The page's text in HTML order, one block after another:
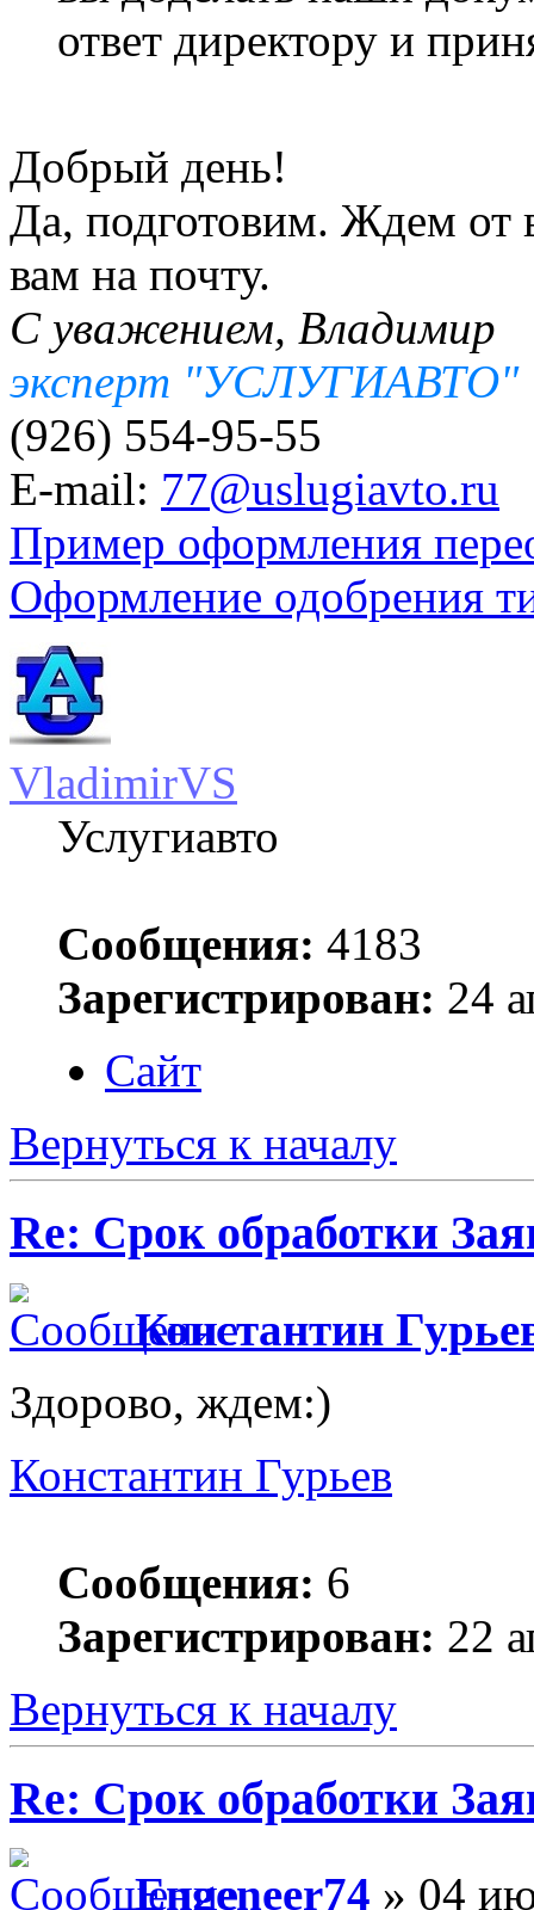
ответ директору и
Добрый день!
Да, подготовим. Ждем от
вам на почту.
С уважением, Владимир
эксперт "УСЛУГИАВТО"
(926) 554-95-55
E-mail: 77@uslugiavto.ru
Пример оформления
Оформление одобрения
VladimirVS
Услугиавто
Сообщения: 4183
Зарегистрирован: 24
Сайт
Вернуться к началу
Re: Срок обработки
Константин
Здорово, ждем:)
Константин Гурьев
Сообщения: 6
Зарегистрирован: 22
Вернуться к началу
Re: Срок обработки
Engeneer74 » 04